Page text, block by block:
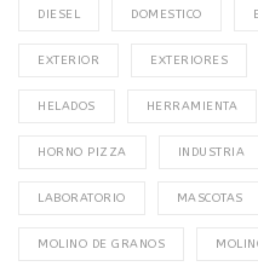
DIESEL DOMESTICO
EXTERIOR EXTERIORES
HELADOS HERRAMIENTA
HORNO PIZZA INDUSTRIA
LABORATORIO MASCOTAS
MOLINO DE GRANOS